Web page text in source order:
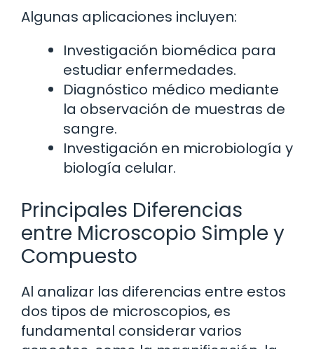
Algunas aplicaciones incluyen:
Investigación biomédica para
estudiar enfermedades.
Diagnóstico médico mediante
la observación de muestras de
sangre.
Investigación en microbiología y
biología celular.
Principales Diferencias
entre Microscopio Simple y
Compuesto
Al analizar las diferencias entre estos
dos tipos de microscopios, es
fundamental considerar varios